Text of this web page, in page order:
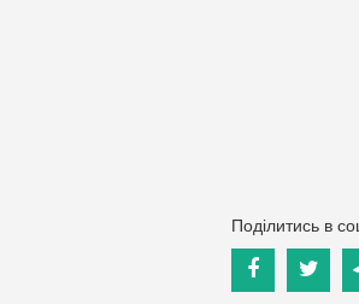
Поділитись в